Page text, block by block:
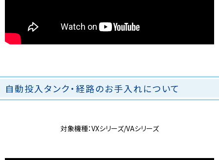
自動投入タンク・経路のお手入れについて
対象機種：VXシリーズ/VAシリーズ